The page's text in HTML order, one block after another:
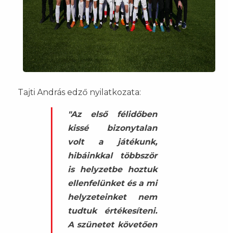
Tajti András edző nyilatkozata:
"Az első félidőben
kissé bizonytalan
volt a játékunk,
hibáinkkal többször
is helyzetbe hoztuk
ellenfelünket és a mi
helyzeteinket nem
tudtuk értékesíteni.
A szünetet követően